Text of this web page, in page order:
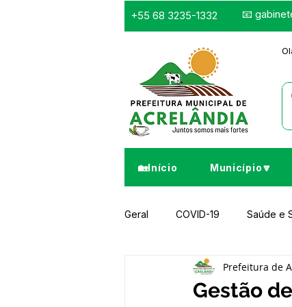
+55 68 3235-1332 📧
🏡Início Município🔽
Geral COVID-19 Saúde e
Infraestrutura e Obras
Gestão
Prefeitura de